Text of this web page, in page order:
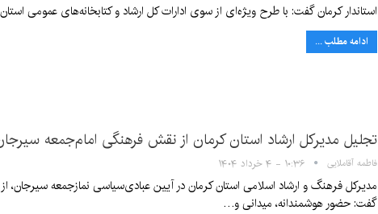
استاندار کرمان گفت: با طرح ویژه‌ای از سوی ادارات کل ارشاد و کتابخانه‌های عمومی
ادامه مطلب ...
تجلیل مدیرکل ارشاد استان کرمان از نقش فرهنگی امام‌جمعه
فاطمه آقاملایی ۱۰:۳۶ - ۴ خرداد ۱۴۰۴
مدیرکل فرهنگ و ارشاد اسلامی استان کرمان در آیین عبادی‌سیاسی نمازجمعه
گفت: حضور هوشمندانه، میدانی و…